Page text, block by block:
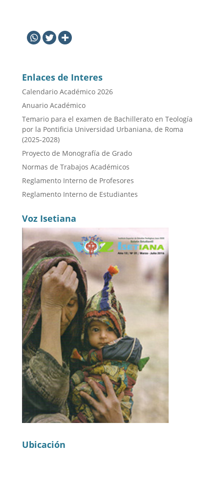
Enlaces de Interes
Calendario Académico 2026
Anuario Académico
Temario para el examen de Bachillerato en Teología
por la Pontificia Universidad Urbaniana, de Roma
(2025-2028)
Proyecto de Monografía de Grado
Normas de Trabajos Académicos
Reglamento Interno de Profesores
Reglamento Interno de Estudiantes
Voz Isetiana
Ubicación